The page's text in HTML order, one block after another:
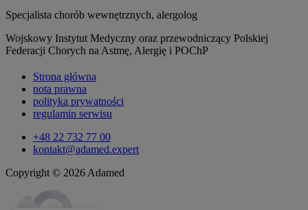
Specjalista chorób wewnętrznych, alergolog
Wojskowy Instytut Medyczny oraz przewodniczący Polskiej
Federacji Chorych na Astmę, Alergię i POChP
Strona główna
nota prawna
polityka prywatności
regulamin serwisu
+48 22 732 77 00
kontakt@adamed.expert
Copyright © 2026 Adamed